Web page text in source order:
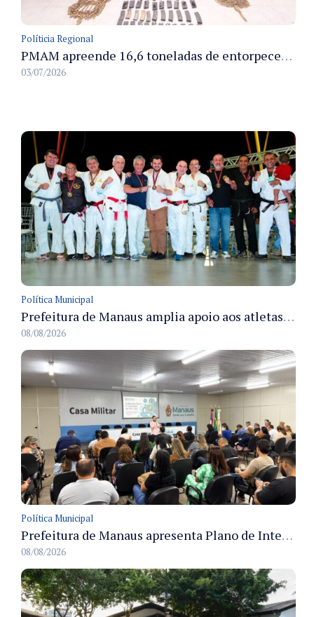
Políticia Regional
PMAM apreende 16,6 toneladas de entorpecentes e registra aumento nas prisões em flagrante e nas capturas de foragidos no primeiro semestre de 2026
03/07/2026
Política Municipal
Prefeitura de Manaus amplia apoio aos atletas de 100 para 150 beneficiados a partir do próximo ano
08/08/2026
Política Municipal
Prefeitura de Manaus apresenta Plano de Integridade da CGM e qualifica servidores para governança e conformidade no biênio 2027-2028
08/08/2026